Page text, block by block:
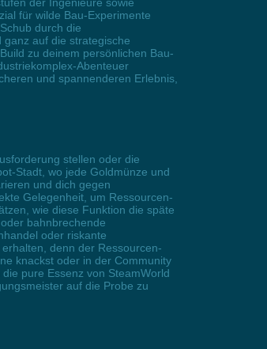
für wilde Bau-Experimente
durch die
auf die strategische
zu deinem persönlichen Bau-
Abenteuer
und spannenderen Erlebnis,
stellen oder die
Stadt, wo jede Goldmünze und
und dich gegen
Gelegenheit, um Ressourcen-
wie diese Funktion die späte
bahnbrechende
oder riskante
denn der Ressourcen-
knackst oder in der Community
pure Essenz von SteamWorld
auf die Probe zu